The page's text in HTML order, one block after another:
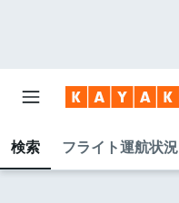
検索 フライト運航状況